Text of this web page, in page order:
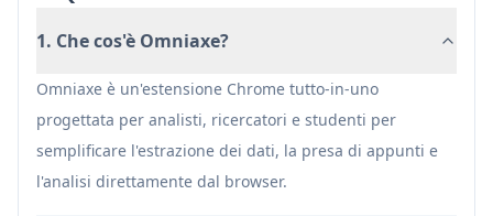
Focalizzato sulla privacy con una politica di non
raccolta dati
Capacità di analisi integrate con IA
Svantaggi
1. Che cos'è Omniaxe?
Omniaxe è un'estensione Chrome tutto-in-uno
progettata per analisti, ricercatori e studenti per
semplificare l'estrazione dei dati, la presa di appunti e
l'analisi direttamente dal browser.